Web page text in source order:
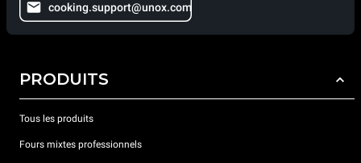
cooking.support@unox.com
PRODUITS
Tous les produits
Fours mixtes professionnels